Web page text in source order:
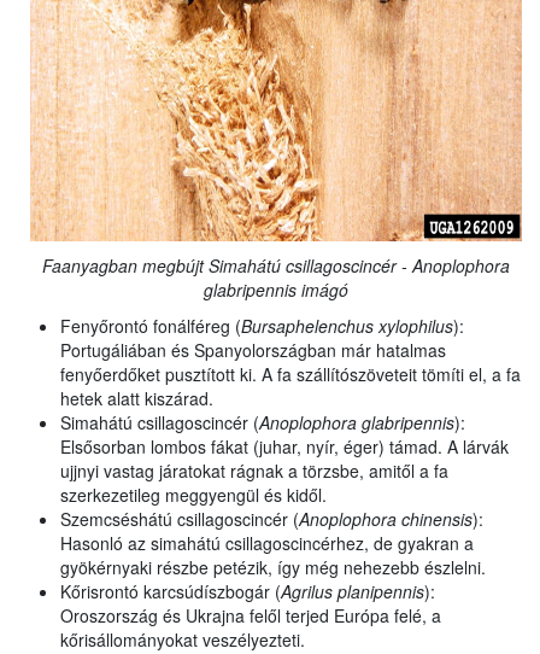
Faanyagban megbújt Simahátú csillagoscincér - Anoplophora
glabripennis imágó
Fenyőrontó fonálféreg (Bursaphelenchus xylophilus):
Portugáliában és Spanyolországban már hatalmas
fenyőerdőket pusztított ki. A fa szállítószöveteit tömíti el, a fa
hetek alatt kiszárad.
Simahátú csillagoscincér (Anoplophora glabripennis):
Elsősorban lombos fákat (juhar, nyír, éger) támad. A lárvák
ujjnyi vastag járatokat rágnak a törzsbe, amitől a fa
szerkezetileg meggyengül és kidől.
Szemcséshátú csillagoscincér (Anoplophora chinensis):
Hasonló az simahátú csillagoscincérhez, de gyakran a
gyökérnyaki részbe petézik, így még nehezebb észlelni.
Kőrisrontó karcsúdíszbogár (Agrilus planipennis):
Oroszország és Ukrajna felől terjed Európa felé, a
kőrisállományokat veszélyezteti.